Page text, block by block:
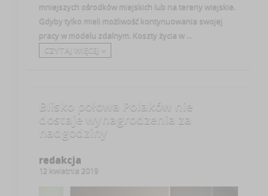
mniejszych ośrodków miejskich lub na tereny wiejskie.
Gdyby tylko mieli możliwość kontynuowania swojej
pracy w modelu zdalnym. Koszty życia w ...
CZYTAJ WIĘCEJ +
Blisko połowa Polaków nie
dostaje wynagrodzenia za
nadgodziny
redakcja
12 kwietnia 2019